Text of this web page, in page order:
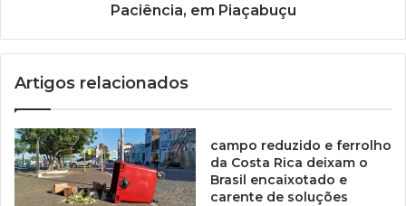
Paciência, em Piaçabuçu
Artigos relacionados
campo reduzido e ferrolho
da Costa Rica deixam o
Brasil encaixotado e
carente de soluções